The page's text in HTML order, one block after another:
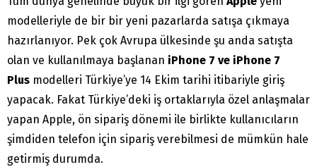
modelleriyle de bir bir yeni pazarlarda satışa çıkmaya
hazırlanıyor. Pek çok Avrupa ülkesinde şu anda satışta
olan ve kullanılmaya başlanan iPhone 7 ve iPhone 7
Plus modelleri Türkiye’ye 14 Ekim tarihi itibariyle giriş
yapacak. Fakat Türkiye’deki iş ortaklarıyla özel anlaşmalar
yapan Apple, ön sipariş dönemi ile birlikte kullanıcıların
şimdiden telefon için sipariş verebilmesi de mümkün hale
getirmiş durumda.